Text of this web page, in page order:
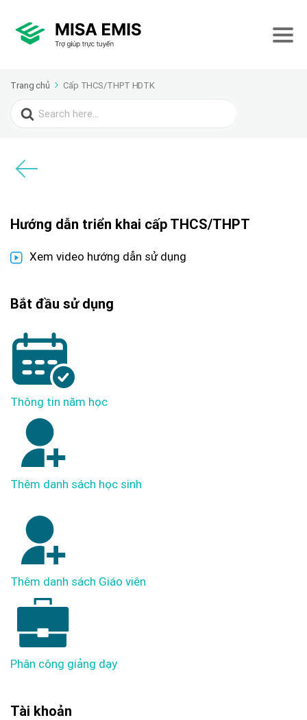
Trang chủ Cấp THCS/THPT HDTK
Search
for:
Hướng dẫn triển khai cấp THCS/THPT
Xem video hướng dẫn sử dụng
Bắt đầu sử dụng
Thông tin năm học
Thêm danh sách học sinh
Thêm danh sách Giáo viên
Phân công giảng dạy
Tài khoản